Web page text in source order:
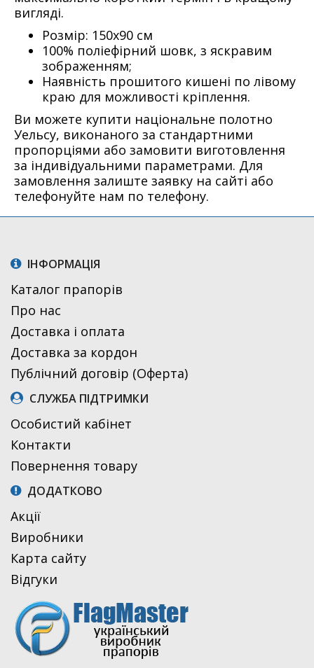
вигляді.
Розмір: 150х90 см
100% поліефірний шовк, з яскравим
зображенням;
Наявність прошитого кишені по лівому
краю для можливості кріплення.
Ви можете купити національне полотно
Уельсу, виконаного за стандартними
пропорціями або замовити виготовлення
за індивідуальними параметрами. Для
замовлення залиште заявку на сайті або
телефонуйте нам по телефону.
ІНФОРМАЦІЯ
Каталог прапорів
Про нас
Доставка і оплата
Доставка за кордон
Публічний договір (Оферта)
СЛУЖБА ПІДТРИМКИ
Особистий кабінет
Контакти
Повернення товару
ДОДАТКОВО
Акції
Виробники
Карта сайту
Відгуки